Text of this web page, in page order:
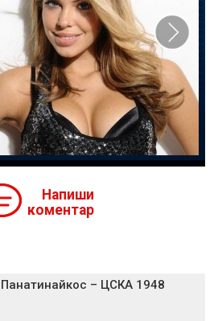
Напиши
коментар
Панатинайкос – ЦСКА 1948